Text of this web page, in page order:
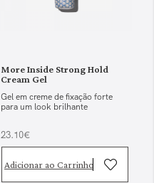
More Inside Strong Hold
Cream Gel
Gel em creme de fixação forte
para um look brilhante
23.10€
Adicionar ao Carrinho